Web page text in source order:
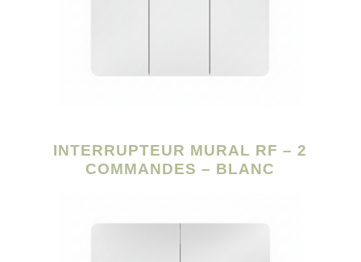
INTERRUPTEUR MURAL RF – 2
COMMANDES – BLANC